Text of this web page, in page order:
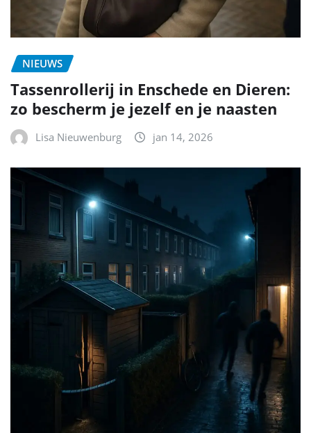
NIEUWS
Tassenrollerij in Enschede en Dieren:
zo bescherm je jezelf en je naasten
Lisa Nieuwenburg jan 14, 2026